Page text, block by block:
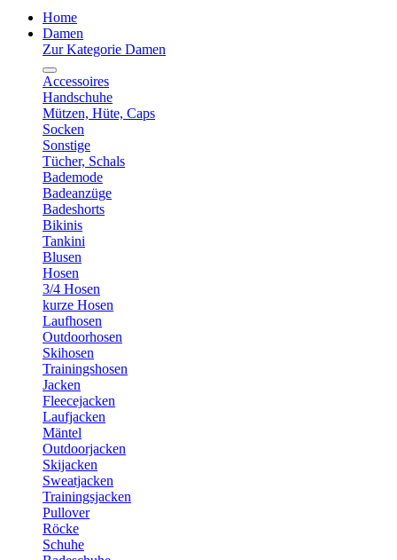
Home
Damen
Zur Kategorie Damen
Accessoires
Handschuhe
Mützen, Hüte, Caps
Socken
Sonstige
Tücher, Schals
Bademode
Badeanzüge
Badeshorts
Bikinis
Tankini
Blusen
Hosen
3/4 Hosen
kurze Hosen
Laufhosen
Outdoorhosen
Skihosen
Trainingshosen
Jacken
Fleecejacken
Laufjacken
Mäntel
Outdoorjacken
Skijacken
Sweatjacken
Trainingsjacken
Pullover
Röcke
Schuhe